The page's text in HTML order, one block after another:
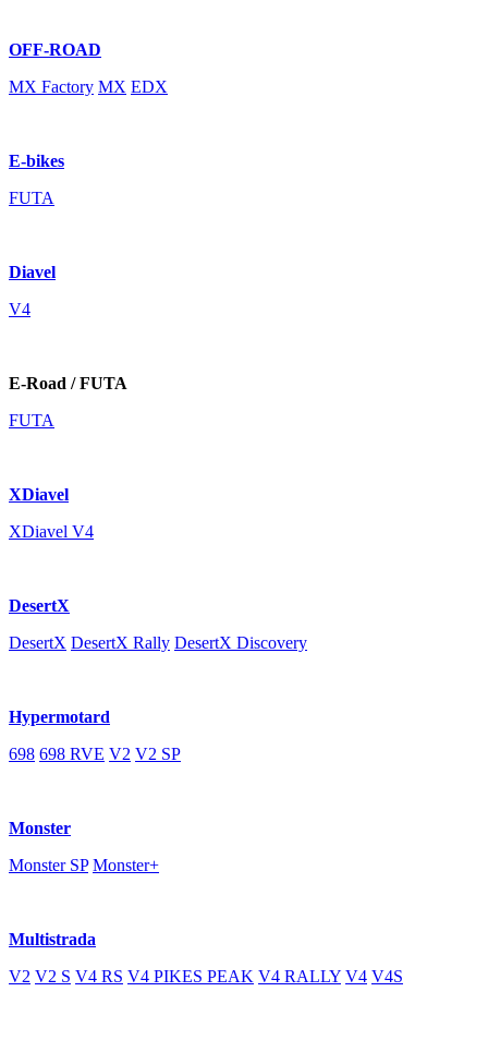
OFF-ROAD
MX Factory MX EDX
E-bikes
FUTA
Diavel
V4
E-Road / FUTA
FUTA
XDiavel
XDiavel V4
DesertX
DesertX DesertX Rally DesertX Discovery
Hypermotard
698 698 RVE V2 V2 SP
Monster
Monster SP Monster+
Multistrada
V2 V2 S V4 RS V4 PIKES PEAK V4 RALLY V4 V4S